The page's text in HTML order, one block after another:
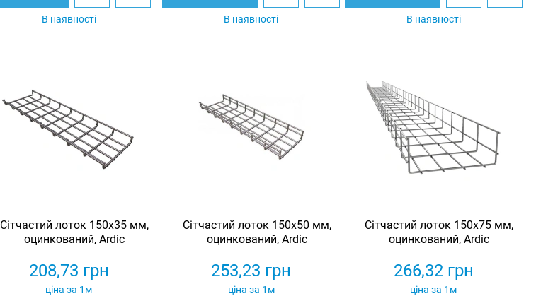
В наявності В наявності В наявності
Сітчастий лоток 150х35 мм,
оцинкований, Ardic
208,73 грн
ціна за 1м
Сітчастий лоток 150х50 мм,
оцинкований, Ardic
253,23 грн
ціна за 1м
Сітчастий лоток 150х75 мм,
оцинкований, Ardic
266,32грн
ціна за 1м